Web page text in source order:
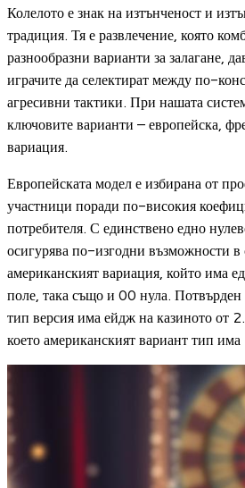
Колелото е знак на изтънченост и
традиция. Тя е развлечение, която
разнообразни варианти за залагане,
играчите да селектират между по-
агресивни тактики. При нашата
ключовите варианти – европейска,
вариация.
Европейската модел е избирана от
участници поради по-високия
потребителя. С единствено едно
осигурява по-изгодни възможности в
американският вариация, който има
поле, така също и 00 нула. Потвърден
тип версия има ейдж на казиното от
което американският вариант тип